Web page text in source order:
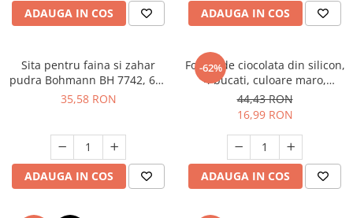
ADAUGA IN COS ADAUGA IN COS
Sita pentru faina si zahar
pudra Bohmann BH 7742, 600
ml, mecanica, Inox
35,58 RON
ADAUGA IN COS
-62%
Forma de ciocolata din silicon,
4 bucati, culoare maro,
reutilizabila
44,43 RON
16,99 RON
ADAUGA IN COS